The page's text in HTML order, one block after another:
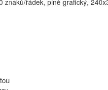
znaků/řádek, plně grafický,